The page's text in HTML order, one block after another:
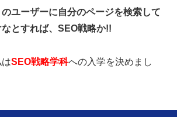
ユーザーに自分のページを検索して
とすれば、SEO戦略か!!
SEO戦略学科への入学を決めまし